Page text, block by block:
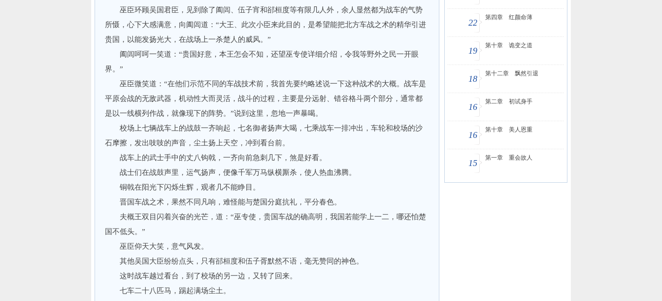
巫臣环顾吴国君臣，见到除了阖闾、伍子宵和郤桓度等有限几人外，余人显然都为战车的气势
所慑，心下大感满意，向阖闾道：“大王、此次小臣来此目的，是希望能把北方车战之术的精华引进
贵国，以能发扬光大，在战场上一杀楚人的威风。”
阖闾呵呵一笑道：“贵国好意，本王怎会不知，还望巫专使详细介绍，令我等野外之民一开眼
界。”
巫臣微笑道：“在他们示范不同的车战技术前，我首先要约略述说一下这种战术的大概。战车是
平原会战的无敌武器，机动性大而灵活，战斗的过程，主要是分远射、错谷格斗两个部分，通常都
是以一线横列作战，就像现下的阵势。”说到这里，忽地一声暴喝。
校场上七辆战车上的战鼓一齐响起，七名御者扬声大喝，七乘战车一排冲出，车轮和校场的沙
石摩擦，发出吱吱的声音，尘土扬上天空，冲到看台前。
战车上的武士手中的丈八钩戟，一齐向前急刺几下，煞是好看。
战士们在战鼓声里，运气扬声，便像千军万马纵横厮杀，使人热血沸腾。
铜戟在阳光下闪烁生辉，观者几不能睁目。
晋国车战之术，果然不同凡响，难怪能与楚国分庭抗礼，平分春色。
夫概王双目闪着兴奋的光芒，道：“巫专使，贵国车战的确高明，我国若能学上一二，哪还怕楚
国不低头。”
巫臣仰天大笑，意气风发。
其他吴国大臣纷纷点头，只有郤桓度和伍子胥默然不语，毫无赞同的神色。
这时战车越过看台，到了校场的另一边，又转了回来。
七车二十八匹马，踢起满场尘土。
22
第四章 红颜命薄
19
第十章 诡变之道
18
第十二章 飘然引退
16
第二章 初试身手
16
第十章 美人恩重
15
第一章 重会故人